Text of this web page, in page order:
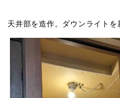
天井部を造作。ダウンライトを